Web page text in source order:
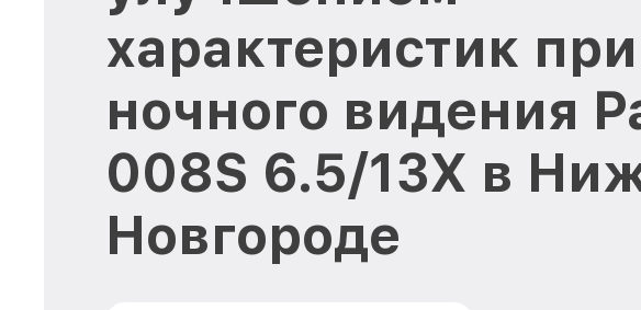
характеристик
ночного видения
008S 6.5/13X в
Новгороде